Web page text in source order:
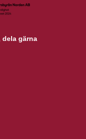
dela gärna